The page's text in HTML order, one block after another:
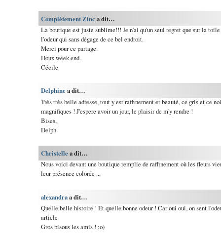
Complètement Zinca dit…
La boutique est juste sublime!!! Je n'ai qu'un seul regret que sur la toile
l'odeur qui sans dégage de ce bel endroit.
Merci pour ce partage.
Doux week-end.
Cécile
Delphinea dit…
Très très belle adresse, tout y est raffinement et beauté, ce gris et ce
magnifiques ! J'espere avoir un jour, le plaisir de m'y rendre !
Bises,
Delph
Christellea dit…
Nous voici devant une boutique remplie de raffinement où les fleurs
leur présence colorée ...
alexandraa dit…
Quelle belle histoire ! Et quelle bonne odeur ! Car oui oui, on sent
article
Gros bisous les amis ! ;o)